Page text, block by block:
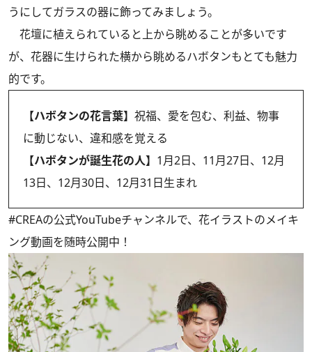
うにしてガラスの器に飾ってみましょう。
花壇に植えられていると上から眺めることが多いです
が、花器に生けられた横から眺めるハボタンもとても魅力
的です。
【ハボタンの花言葉】 祝福、愛を包む、利益、物事
に動じない、違和感を覚える
【ハボタンが誕生花の人】 1月2日、11月27日、12月
13日、12月30日、12月31日生まれ
#CREAの公式YouTubeチャンネルで、花イラストのメイキ
ング動画を随時公開中！